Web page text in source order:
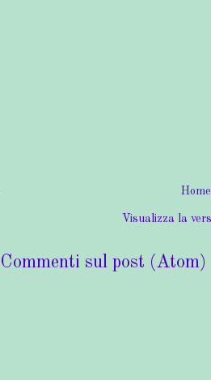
Visualizza la
Commenti sul post (Atom)